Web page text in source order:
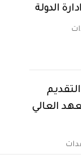
الدولة
32 بالمعهد العالي